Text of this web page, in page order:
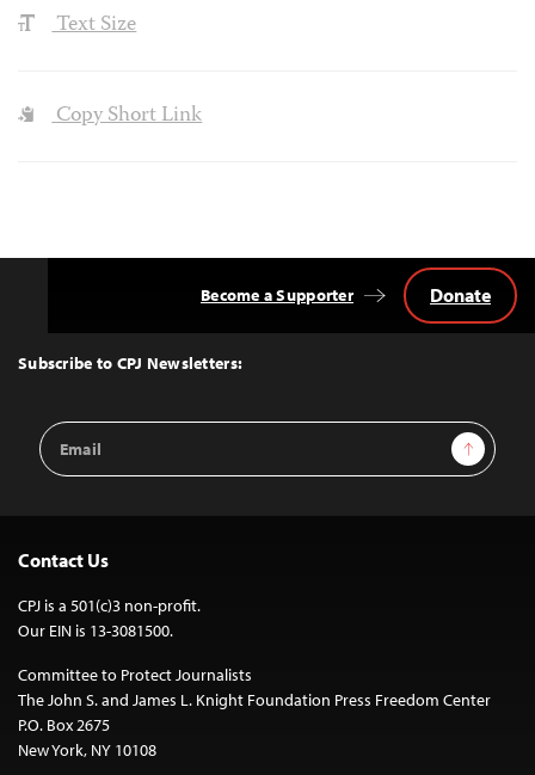
Text Size
Copy Short Link
Top
Subscribe to CPJ Newsletters:
Email
Address
Sign Up
Become a Supporter Donate
Contact Us
CPJ is a 501(c)3 non-profit.
Our EIN is 13-3081500.
Committee to Protect Journalists
The John S. and James L. Knight Foundation Press Freedom Center
P.O. Box 2675
New York, NY 10108